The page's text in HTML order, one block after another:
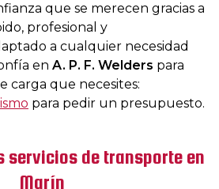
que se merecen gracias a
profesional y
a cualquier necesidad
en A. P. F. Welders para
carga que necesites:
para pedir un presupuesto.
servicios de transporte en
Marín